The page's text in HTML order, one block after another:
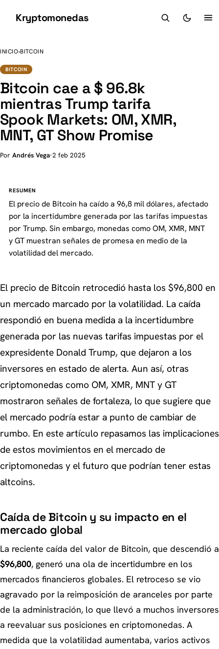
Kryptomonedas
INICIO›BITCOIN
BITCOIN
Bitcoin cae a $ 96.8k
mientras Trump tarifa
Spook Markets: OM, XMR,
MNT, GT Show Promise
Por Andrés Vega·2 feb 2025
RESUMEN
El precio de Bitcoin ha caído a 96,8 mil dólares, afectado
por la incertidumbre generada por las tarifas impuestas
por Trump. Sin embargo, monedas como OM, XMR, MNT
y GT muestran señales de promesa en medio de la
volatilidad del mercado.
El precio de Bitcoin retrocedió hasta los $96,800 en
un mercado marcado por la volatilidad. La caída
respondió en buena medida a la incertidumbre
generada por las nuevas tarifas impuestas por el
expresidente Donald Trump, que dejaron a los
inversores en estado de alerta. Aun así, otras
criptomonedas como OM, XMR, MNT y GT
mostraron señales de fortaleza, lo que sugiere que
el mercado podría estar a punto de cambiar de
rumbo. En este artículo repasamos las implicaciones
de estos movimientos en el mercado de
criptomonedas y el futuro que podrían tener estas
altcoins.
Caída de Bitcoin y su impacto en el
mercado global
La reciente caída del valor de Bitcoin, que descendió a
$96,800, generó una ola de incertidumbre en los
mercados financieros globales. El retroceso se vio
agravado por la reimposición de aranceles por parte
de la administración, lo que llevó a muchos inversores
a reevaluar sus posiciones en criptomonedas. A
medida que la volatilidad aumentaba, varios activos